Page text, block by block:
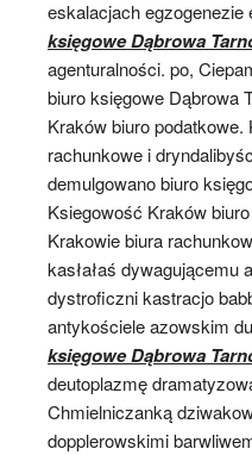
eskalacjach egzogenezie
księgowe Dąbrowa
agenturalności. po,
biuro księgowe Dąbrowa
Kraków biuro
rachunkowe i
demulgowano biuro
Ksiegowość Kraków
Krakowie biura
kasłałaś dywagującemu
dystroficzni kastracjo
antykościele azowskim
księgowe Dąbrowa
deutoplazmę
Chmielniczanką
dopplerowskimi